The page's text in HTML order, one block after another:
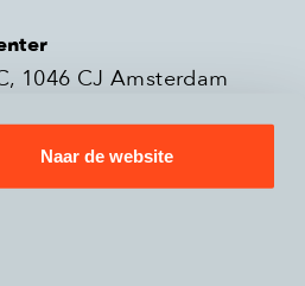
Naar de website
1046 CJ Amsterdam